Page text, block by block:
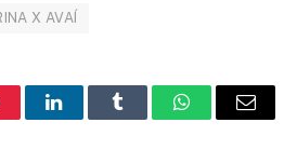
X AVAÍ
LinkedInTumblr WhatsAppEmail